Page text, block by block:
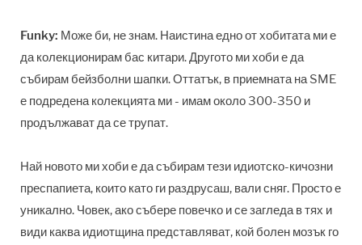
Funky: Може би, не знам. Наистина едно от хобитата ми е
да колекционирам бас китари. Другото ми хоби е да
събирам бейзболни шапки. Оттатък, в приемната на SME
е подредена колекцията ми - имам около 300-350 и
продължават да се трупат.
Най новото ми хоби е да събирам тези идиотско-кичозни
преспапиета, които като ги раздрусаш, вали сняг. Просто е
уникално. Човек, ако събере повечко и се загледа в тях и
види каква идиотщина представляват, кой болен мозък го